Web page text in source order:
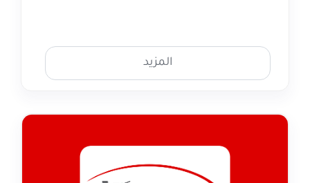
المزيد